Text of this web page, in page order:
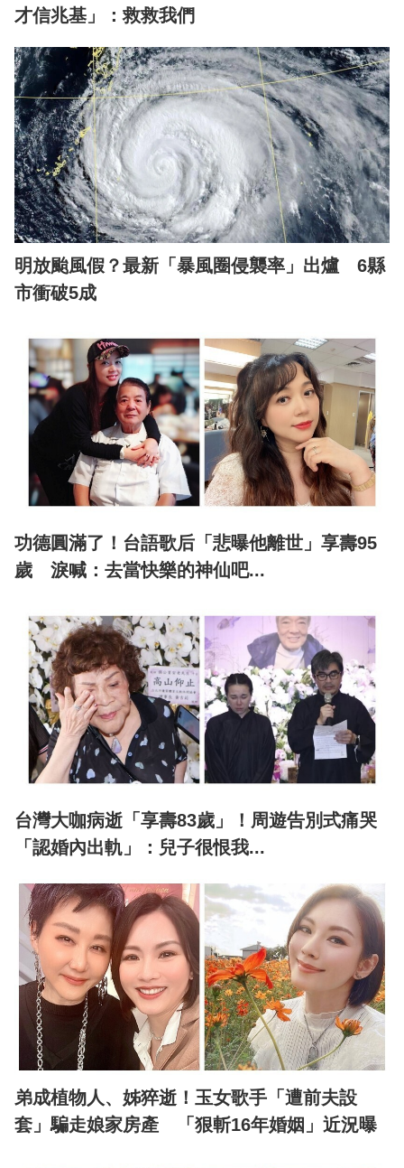
才信兆基」：救救我們
明放颱風假？最新「暴風圈侵襲率」出爐 6縣
市衝破5成
功德圓滿了！台語歌后「悲曝他離世」享壽95
歲 淚喊：去當快樂的神仙吧...
台灣大咖病逝「享壽83歲」！周遊告別式痛哭
「認婚內出軌」：兒子很恨我...
弟成植物人、姊猝逝！玉女歌手「遭前夫設
套」騙走娘家房產 「狠斬16年婚姻」近況曝